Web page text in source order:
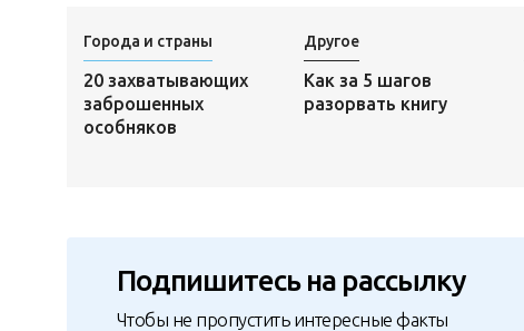
Города и страны
20 захватывающих
заброшенных
особняков
Другое
Как за 5 шагов
разорвать книгу
Подпишитесь на рассылку
Чтобы не пропустить интересные факты